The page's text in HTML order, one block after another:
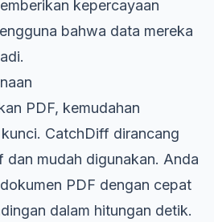
kepercayaan
bahwa data mereka
PDF, kemudahan
CatchDiff dirancang
dan mudah digunakan. Anda
PDF dengan cepat
dalam hitungan detik.